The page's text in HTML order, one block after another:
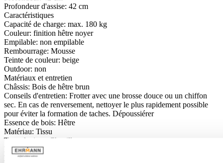
Profondeur d'assise: 42 cm
Caractéristiques
Capacité de charge: max. 180 kg
Couleur: finition hêtre noyer
Empilable: non empilable
Rembourrage: Mousse
Teinte de couleur: beige
Outdoor: non
Matériaux et entretien
Châssis: Bois de hêtre brun
Conseils d'entretien: Frotter avec une brosse douce ou un chiffon
sec. En cas de renversement, nettoyer le plus rapidement possible
pour éviter la formation de taches. Dépoussiérer
Essence de bois: Hêtre
Matériau: Tissu
Type de tissu:
Chenille
Réf. produit :
Équipement